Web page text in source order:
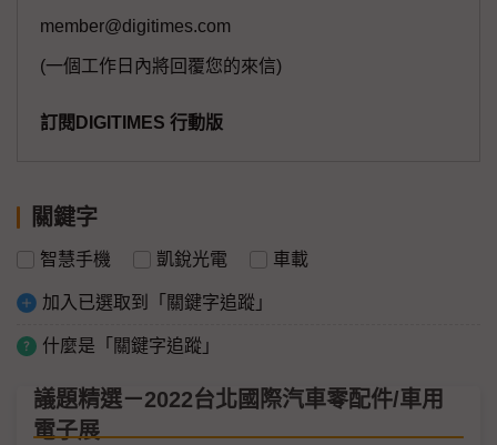
member@digitimes.com
(一個工作日內將回覆您的來信)
訂閱DIGITIMES 行動版
關鍵字
智慧手機 凱銳光電 車載
加入已選取到「關鍵字追蹤」
什麼是「關鍵字追蹤」
議題精選－2022台北國際汽車零配件/車用
電子展